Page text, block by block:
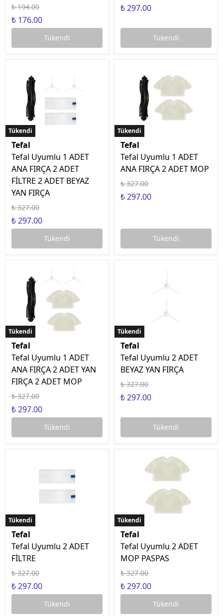
₺ 194.00
₺ 176.00
Tükendi
₺ 297.00
Tükendi
Tükendi
Tükendi
Tefal
Tefal Uyumlu 1 ADET
ANA FIRÇA 2 ADET
FİLTRE 2 ADET BEYAZ
YAN FIRÇA
₺ 327.00
₺ 297.00
Tükendi
Tükendi
Tükendi
Tefal
Tefal Uyumlu 1 ADET
ANA FIRÇA 2 ADET MOP
₺ 327.00
₺ 297.00
Tükendi
Tükendi
Tükendi
Tefal
Tefal Uyumlu 1 ADET
ANA FIRÇA 2 ADET YAN
FIRÇA 2 ADET MOP
₺ 327.00
₺ 297.00
Tükendi
Tükendi
Tükendi
Tefal
Tefal Uyumlu 2 ADET
BEYAZ YAN FIRÇA
₺ 327.00
₺ 297.00
Tükendi
Tükendi
Tükendi
Tefal
Tefal Uyumlu 2 ADET
FİLTRE
₺ 327.00
₺ 297.00
Tükendi
Tükendi
Tükendi
Tefal
Tefal Uyumlu 2 ADET
MOP PASPAS
₺ 327.00
₺ 297.00
Tükendi